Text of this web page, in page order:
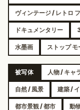
ヴィンテージ / レトロ
ドキュメンタリー
水墨画 ストップ
被写体 人物 / キャ
自然 / 風景 建築 /
都市景観 / 都市 動